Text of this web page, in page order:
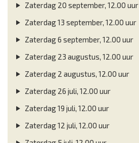
Zaterdag 20 september, 12.00 uur
Zaterdag 13 september, 12.00 uur
Zaterdag 6 september, 12.00 uur
Zaterdag 23 augustus, 12.00 uur
Zaterdag 2 augustus, 12.00 uur
Zaterdag 26 juli, 12.00 uur
Zaterdag 19 juli, 12.00 uur
Zaterdag 12 juli, 12.00 uur